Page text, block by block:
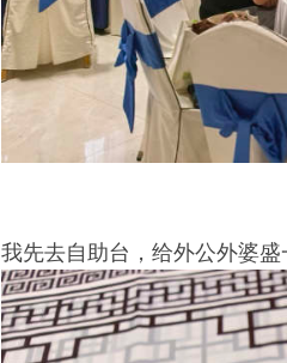
我先去自助台，给外公外婆